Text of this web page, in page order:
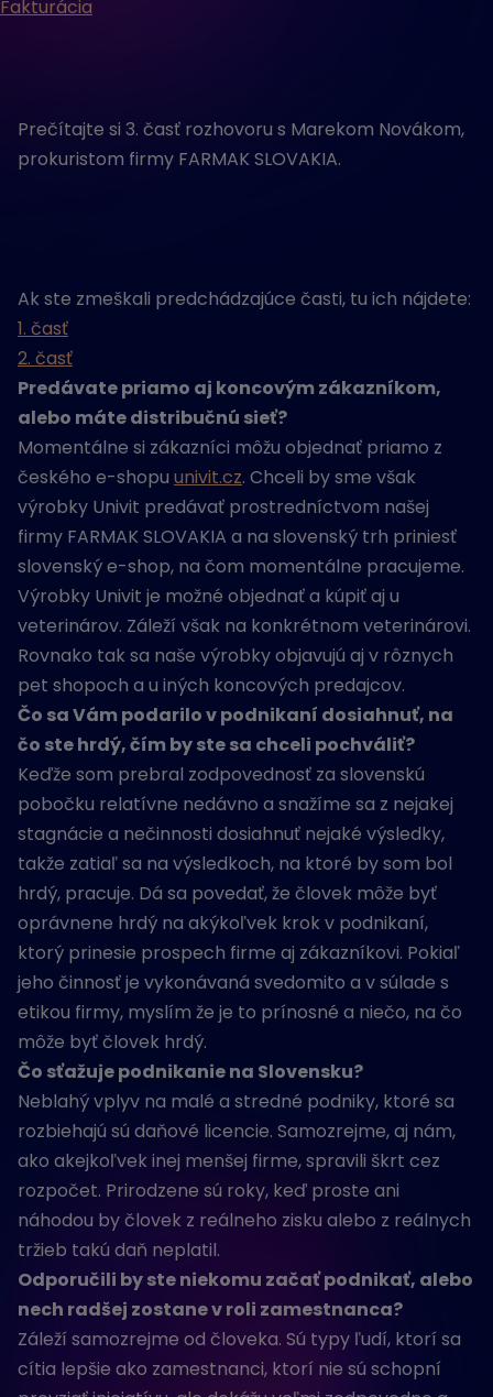
Fakturácia
Prečítajte si 3. časť rozhovoru s Marekom Novákom,
prokuristom firmy FARMAK SLOVAKIA.
Ak ste zmeškali predchádzajúce časti, tu ich nájdete:
1. časť
2. časť
Predávate priamo aj koncovým zákazníkom,
alebo máte distribučnú sieť?
Momentálne si zákazníci môžu objednať priamo z
českého e-shopu univit.cz. Chceli by sme však
výrobky Univit predávať prostredníctvom našej
firmy FARMAK SLOVAKIA a na slovenský trh priniesť
slovenský e-shop, na čom momentálne pracujeme.
Výrobky Univit je možné objednať a kúpiť aj u
veterinárov. Záleží však na konkrétnom veterinárovi.
Rovnako tak sa naše výrobky objavujú aj v rôznych
pet shopoch a u iných koncových predajcov.
Čo sa Vám podarilo v podnikaní dosiahnuť, na
čo ste hrdý, čím by ste sa chceli pochváliť?
Keďže som prebral zodpovednosť za slovenskú
pobočku relatívne nedávno a snažíme sa z nejakej
stagnácie a nečinnosti dosiahnuť nejaké výsledky,
takže zatiaľ sa na výsledkoch, na ktoré by som bol
hrdý, pracuje. Dá sa povedať, že človek môže byť
oprávnene hrdý na akýkoľvek krok v podnikaní,
ktorý prinesie prospech firme aj zákazníkovi. Pokiaľ
jeho činnosť je vykonávaná svedomito a v súlade s
etikou firmy, myslím že je to prínosné a niečo, na čo
môže byť človek hrdý.
Čo sťažuje podnikanie na Slovensku?
Neblahý vplyv na malé a stredné podniky, ktoré sa
rozbiehajú sú daňové licencie. Samozrejme, aj nám,
ako akejkoľvek inej menšej firme, spravili škrt cez
rozpočet. Prirodzene sú roky, keď proste ani
náhodou by človek z reálneho zisku alebo z reálnych
tržieb takú daň neplatil.
Odporučili by ste niekomu začať podnikať, alebo
nech radšej zostane v roli zamestnanca?
Záleží samozrejme od človeka. Sú typy ľudí, ktorí sa
cítia lepšie ako zamestnanci, ktorí nie sú schopní